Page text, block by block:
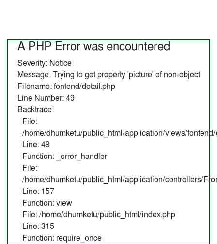
A PHP Error was encountered
Severity: Notice
Message: Trying to get property 'picture' of non-object
Filename: fontend/detail.php
Line Number: 49
Backtrace:
File:
/home/dhumketu/public_html/application/views/
Line: 49
Function: _error_handler
File:
/home/dhumketu/public_html/application/controllers/
Line: 157
Function: view
File: /home/dhumketu/public_html/index.php
Line: 315
Function: require_once